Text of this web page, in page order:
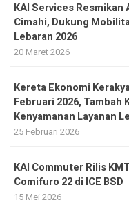
KAI Services Resmikan
Cimahi, Dukung
Lebaran 2026
20 Maret 2026
Kereta Ekonomi
Februari 2026, Tambah
Kenyamanan Layanan
25 Februari 2026
KAI Commuter Rilis
Comifuro 22 di ICE BSD
15 Mei 2026